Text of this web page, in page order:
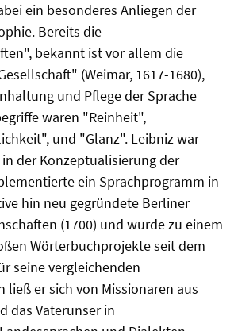
ein besonderes Anliegen der
Bereits die
bekannt ist vor allem die
(Weimar, 1617-1680),
und Pflege der Sprache
waren "Reinheit",
und "Glanz". Leibniz war
der Konzeptualisierung der
ein Sprachprogramm in
hin neu gegründete Berliner
(1700) und wurde zu einem
Wörterbuchprojekte seit dem
seine vergleichenden
ließ er sich von Missionaren aus
das Vaterunser in